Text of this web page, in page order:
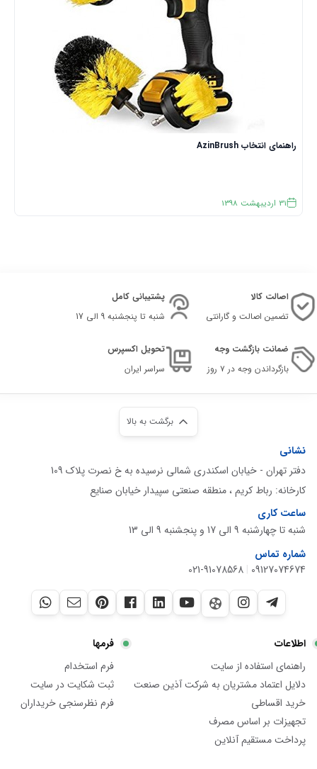
راهنمای انتخاب AzinBrush
31 اردیبهشت 1398
اصالت کالا
تضمین اصالت و گارانتی
پشتیبانی کامل
شنبه تا پنجشنبه 9 الی 17
ضمانت بازگشت وجه
بازگرداندن وجه در ۷ روز
تحویل اکسپرس
سراسر ایران
برگشت به بالا
نشانی
دفتر تهران - خیابان اسکندری شمالی نرسیده به خ نصرت پلاک 109
کارخانه: رباط کریم ، منطقه صنعتی سپیدار خیابان صنایع
ساعت کاری
شنبه تا چهارشنبه 9 الی 17 و پنجشنبه 9 الی 13
شماره تماس
09127074674
|
021-91078568
اطلاعات
راهنمای استفاده از سایت
دلایل اعتماد مشتریان به شرکت آذین صنعت
خرید اقساطی
تجهیزات بر اساس مصرف
پرداخت مستقیم آنلاین
فرمها
فرم استخدام
ثبت شکایت در سایت
فرم نظرسنجی خریداران